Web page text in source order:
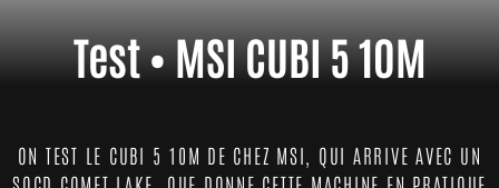
Test • MSI CUBI 5 10M
ON TEST LE CUBI 5 10M DE CHEZ MSI, QUI ARRIVE AVEC UN